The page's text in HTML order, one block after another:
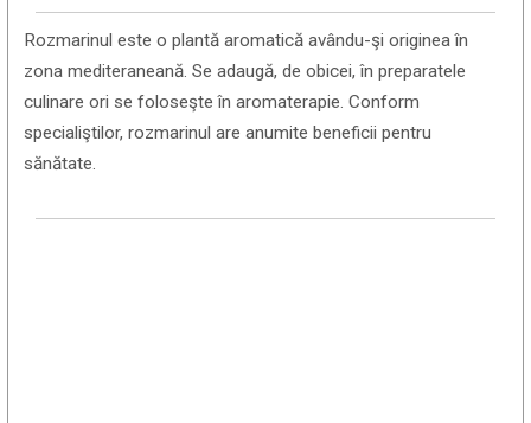
Rozmarinul este o plantă aromatică avându-şi originea în
zona mediteraneană. Se adaugă, de obicei, în preparatele
culinare ori se foloseşte în aromaterapie. Conform
specialiştilor, rozmarinul are anumite beneficii pentru
sănătate.